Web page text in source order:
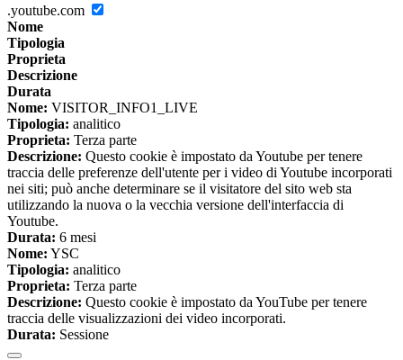
.youtube.com
Nome
Tipologia
Proprieta
Descrizione
Durata
Nome: VISITOR_INFO1_LIVE
Tipologia: analitico
Proprieta: Terza parte
Descrizione: Questo cookie è impostato da Youtube per tenere
traccia delle preferenze dell'utente per i video di Youtube incorporati
nei siti; può anche determinare se il visitatore del sito web sta
utilizzando la nuova o la vecchia versione dell'interfaccia di
Youtube.
Durata: 6 mesi
Nome: YSC
Tipologia: analitico
Proprieta: Terza parte
Descrizione: Questo cookie è impostato da YouTube per tenere
traccia delle visualizzazioni dei video incorporati.
Durata: Sessione